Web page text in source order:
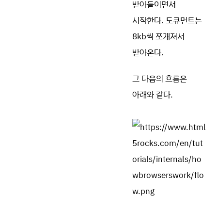
받아들이면서
시작한다. 도큐먼트는
8kb씩 쪼개져서
받아온다.
그 다음의 흐름은
아래와 같다.